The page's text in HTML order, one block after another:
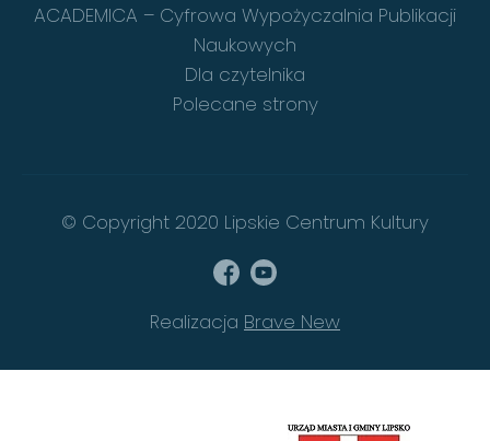
ACADEMICA – Cyfrowa Wypożyczalnia Publikacji
Naukowych
Dla czytelnika
Polecane strony
© Copyright 2020 Lipskie Centrum Kultury
Realizacja Brave New